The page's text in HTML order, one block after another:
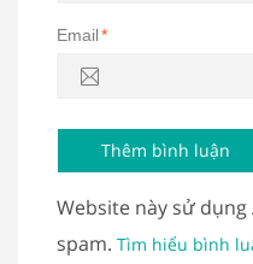
Email*
Website này sử
spam. Tìm hiểu bình